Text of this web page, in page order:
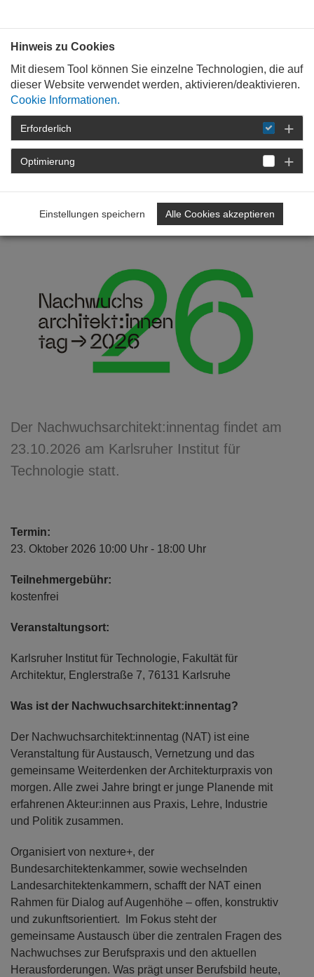
STARTSEITE
DETAIL
NAT:26 am 23.10.2026 in
Karlsruhe
Der Nachwuchsarchitekt:innentag findet am
23.10.2026 am Karlsruher Institut für
Technologie statt.
Termin:
23. Oktober 2026 10:00 Uhr - 18:00 Uhr
Teilnehmergebühr:
kostenfrei
Veranstaltungsort:
Karlsruher Institut für Technologie, Fakultät für
Architektur, Englerstraße 7, 76131 Karlsruhe
Was ist der Nachwuchsarchitekt:innentag?
Der Nachwuchsarchitekt:innentag (NAT) ist eine
Veranstaltung für Austausch, Vernetzung und das
gemeinsame Weiterdenken der Architekturpraxis von
morgen. Alle zwei Jahre bringt er junge Planende mit
erfahrenen Akteur:innen aus Praxis, Lehre, Industrie
und Politik zusammen.
Organisiert von nexture+, der
Bundesarchitektenkammer, sowie wechselnden
Landesarchitektenkammern, schafft der NAT einen
Rahmen für Dialog auf Augenhöhe – offen, konstruktiv
und zukunftsorientiert. Im Fokus steht der
gemeinsame Austausch über die zentralen Fragen des
Nachwuchses zur Berufspraxis und den aktuellen
Herausforderungen. Was prägt unser Berufsbild heute,
Hinweis zu Cookies
Mit diesem Tool können Sie einzelne Technologien, die auf
dieser Website verwendet werden, aktivieren/deaktivieren.
Cookie Informationen.
Erforderlich
Optimierung
Einstellungen speichern Alle Cookies akzeptieren